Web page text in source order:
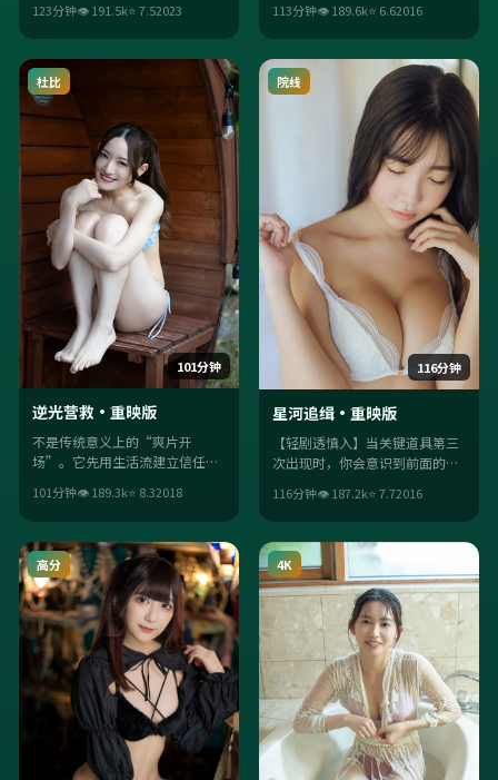
区；娄烨的调度让每场戏都“有
目的”。
123分钟👁191.5k⭐7.52023
香，让亲情主题在细节里长出
来。
113分钟👁189.6k⭐ 6.62016
101分钟
杜比
逆光营救·重映版
不是传统意义上的“爽片开
场”。它先用生活流建立信任，
区；徐克的调度让每场戏都“有
目的”。
101分钟👁189.3k⭐ 8.32018
116分钟
院线
星河追缉·重映版
【轻剧透慎入】当关键道具第三
次出现时，你会意识到前面的
咬合紧密，二刷能捡到更多信
号。
116分钟👁187.2k⭐7.72016
高分 4K